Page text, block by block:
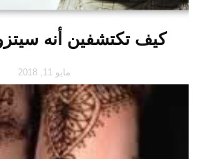
كيف تكتشفين أنه
مايو 11, 2018